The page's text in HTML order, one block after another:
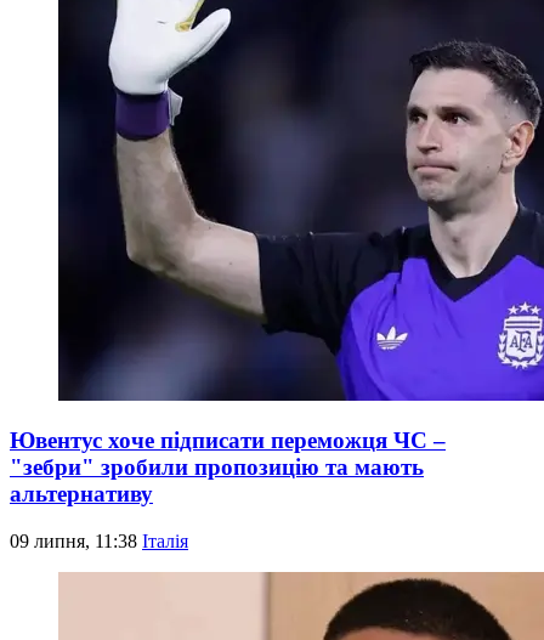
Ювентус хоче підписати переможця ЧС –
"зебри" зробили пропозицію та мають
альтернативу
09 липня, 11:38 Італія